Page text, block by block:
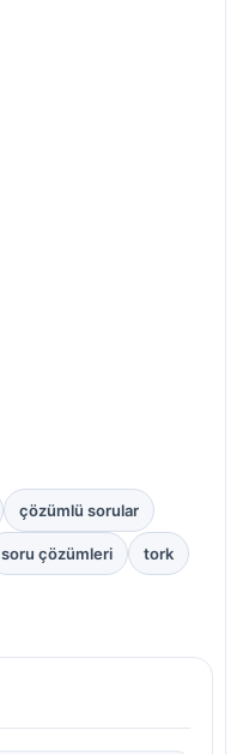
çözümlü sorular
soru çözümleri tork